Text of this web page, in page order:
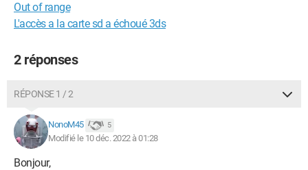
monfichier = Environ("UserName") & "_" &
d'extension, elle sera crée par l'exportation
montitre = "Liste des dossiers avec l'évenement :"
& Evt.Value & " du " & DatDeb.Value & " au " &
DatFin.Value
Out of range
L'accès a la carte sd a échoué 3ds
2 réponses
RÉPONSE 1 / 2
NonoM45 5
Modifié le 10 déc. 2022 à 01:28
Bonjour,